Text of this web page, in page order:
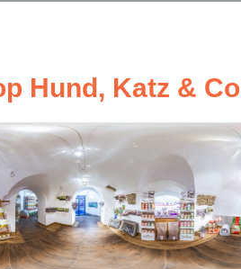
Hund, Katz & Co